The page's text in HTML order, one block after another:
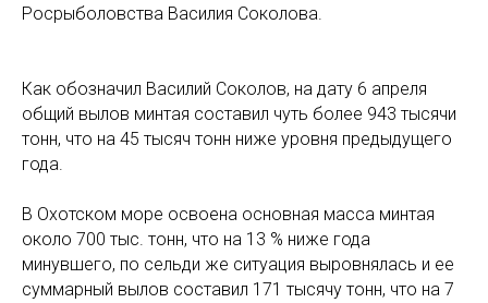
Росрыболовства Василия Соколова.
Как обозначил Василий Соколов, на дату 6 апреля
общий вылов минтая составил чуть более 943 тысячи
тонн, что на 45 тысяч тонн ниже уровня предыдущего
года.
В Охотском море освоена основная масса минтая
около 700 тыс. тонн, что на 13 % ниже года
минувшего, по сельди же ситуация выровнялась и ее
суммарный вылов составил 171 тысячу тонн, что на 7